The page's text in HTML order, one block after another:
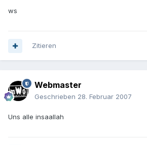
ws
Zitieren
Webmaster
Geschrieben 28. Februar 2007
Uns alle insaallah